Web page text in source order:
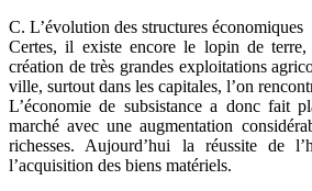
C. L’évolution des structures économiques
Certes, il existe encore le lopin de
création de très grandes exploitations
ville, surtout dans les capitales, l’on
L’économie de subsistance a donc fait
marché avec une augmentation
richesses. Aujourd’hui la réussite de
l’acquisition des biens matériels.